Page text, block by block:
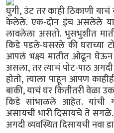
घुगी, उंट तर काही ठिकाणी
केलेले. एक-दोन इंच असलेले
लावलेला असतो. भुसभुशीत
किडे पडले-घसरले की घराच्या
आपलं भक्ष्य मातीत ओढून घेऊन
असला, तर त्याचं पोट-पाठ
होतो, त्याला पाहून आपण
बाकी, याचं घर कितीतरी वेळा
किडे सांभाळले आहेत. यांची
असायची भारी दिसायचे ते सगळे.
अगदी व्यवस्थित दिसायची नवा